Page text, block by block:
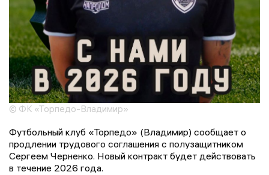
© ФК «Торпедо-Владимир»
Футбольный клуб «Торпедо» (Владимир) сообщает о
продлении трудового соглашения с полузащитником
Сергеем Черненко. Новый контракт будет действовать
в течение 2026 года.